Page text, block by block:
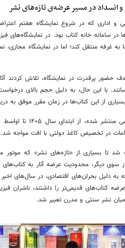
انسداد در مسیر عرضه‌ی تازه‌های نشر
و اداری که در شروع نمایشگاه هفتم
در سامانه خانه کتاب بود. در نمایشگاه‌های
غرفه منتقل کند؛ اما در نمایشگاه مجازی،
حضور پرقدرت در نمایشگاه، تلاش کردند
با این حال، به دلیل حجم بالای
طبق گزارش‌های
در تخصیص کاغذ دولتی با افت مواجه شد.
شد تا بسیاری از «تازه‌های نشر» که
به دلیل بحران‌های اقتصادی، در سال‌های
عرضه کتاب‌های قدیمی‌تر را داشتند، ناشران
نشر سنتی و مدرن تعبیر شد.